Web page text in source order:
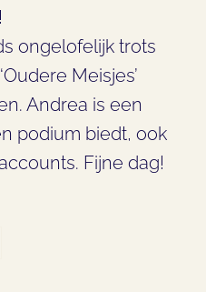
ongelofelijk trots
Meisjes’
Andrea is een
podium biedt, ook
Fijne dag!